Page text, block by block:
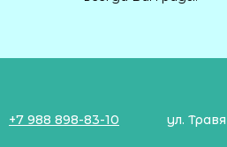
+7 988 898-83-10 ул.